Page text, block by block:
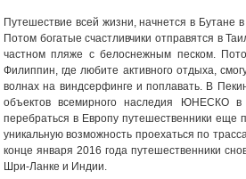
Путешествие всей жизни, начнется в Бутане
Потом богатые счастливчики отправятся в
частном пляже с белоснежным песком.
Филиппин, где любите активного отдыха,
волнах на виндсерфинге и поплавать. В
объектов всемирного наследия ЮНЕСКО
перебраться в Европу путешественники
уникальную возможность проехаться по
конце января 2016 года путешественники
Шри-Ланке и Индии.